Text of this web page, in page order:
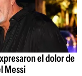
el dolor de
Messi